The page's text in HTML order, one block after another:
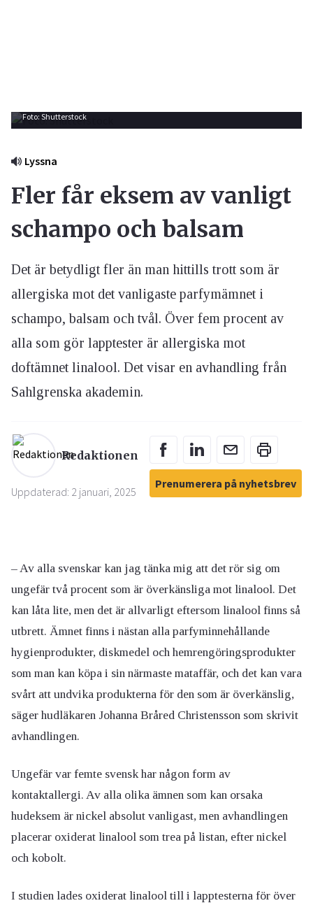
Foto: Shutterstock
Lyssna
Fler får eksem av vanligt
schampo och balsam
Det är betydligt fler än man hittills trott som är
allergiska mot det vanligaste parfymämnet i
schampo, balsam och tvål. Över fem procent av
alla som gör lapptester är allergiska mot
doftämnet linalool. Det visar en avhandling från
Sahlgrenska akademin.
Redaktionen
Uppdaterad: 2 januari, 2025
Prenumerera på nyhetsbrev
– Av alla svenskar kan jag tänka mig att det rör sig om
ungefär två procent som är överkänsliga mot linalool. Det
kan låta lite, men det är allvarligt eftersom linalool finns så
utbrett. Ämnet finns i nästan alla parfyminnehållande
hygienprodukter, diskmedel och hemrengöringsprodukter
som man kan köpa i sin närmaste mataffär, och det kan vara
svårt att undvika produkterna för den som är överkänslig,
säger hudläkaren Johanna Bråred Christensson som skrivit
avhandlingen.
Ungefär var femte svensk har någon form av
kontaktallergi. Av alla olika ämnen som kan orsaka
hudeksem är nickel absolut vanligast, men avhandlingen
placerar oxiderat linalool som trea på listan, efter nickel
och kobolt.
I studien lades oxiderat linalool till i lapptesterna för över